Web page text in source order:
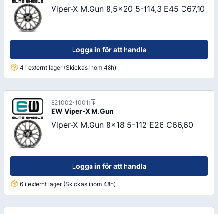
Viper-X M.Gun 8,5x20 5-114,3 E45 C67,10
Logga in för att handla
4 i externt lager (Skickas inom 48h)
821002-1001
EW Viper-X M.Gun
Viper-X M.Gun 8x18 5-112 E26 C66,60
Logga in för att handla
6 i externt lager (Skickas inom 48h)